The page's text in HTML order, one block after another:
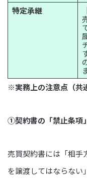
特定承継
※実務上の注意点（共
①契約書の「禁止条項」
売買契約書には「相手
を譲渡してはならない